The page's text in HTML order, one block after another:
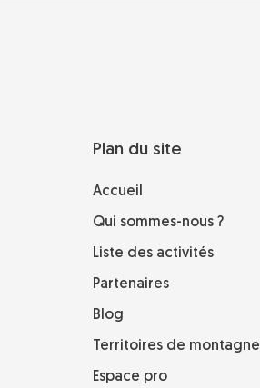
Plan du site
Accueil
Qui sommes-nous ?
Liste des activités
Partenaires
Blog
Territoires de montagne
Espace pro